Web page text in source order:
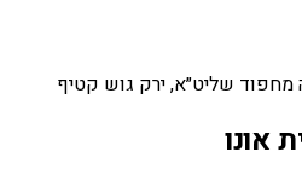
שליט״א, ירק גוש קטיף
אונו